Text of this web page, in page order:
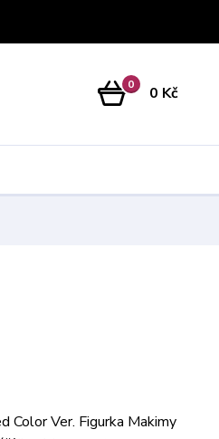
0 0 Kč
Color Ver. Figurka Makimy